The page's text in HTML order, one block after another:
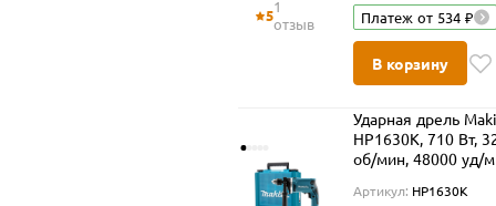
51
отзыв
Платеж от 534 ₽
В корзину
Ударная дрель
HP1630K, 710 Вт,
об/мин, 48000 уд/
Артикул: HP1630K